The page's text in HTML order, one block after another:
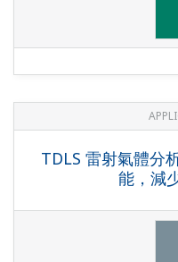
TDLS 雷射氣體分
能，減